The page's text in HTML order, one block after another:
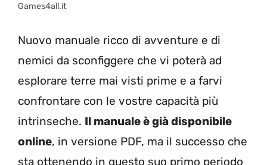
Games4all.it
Nuovo manuale ricco di avventure e di
nemici da sconfiggere che vi poterà ad
esplorare terre mai visti prime e a farvi
confrontare con le vostre capacità più
intrinseche. Il manuale è già disponibile
online, in versione PDF, ma il successo che
sta ottenendo in questo suo primo periodo